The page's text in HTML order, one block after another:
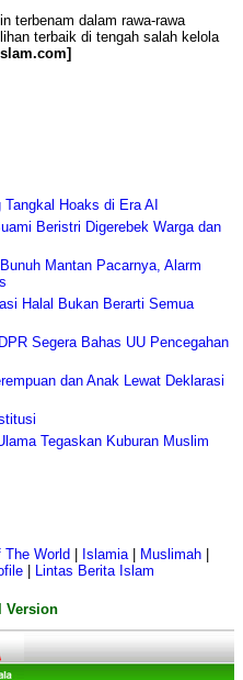
terbenam dalam rawa-rawa
terbaik di tengah salah kelola
Hoaks di Era AI
Beristri Digerebek Warga dan
Mantan Pacarnya, Alarm
Halal Bukan Berarti Semua
Segera Bahas UU Pencegahan
dan Anak Lewat Deklarasi
Tegaskan Kuburan Muslim
The World Islamia| Muslimah|
Lintas Berita Islam
Version